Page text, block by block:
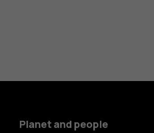
Planet and people